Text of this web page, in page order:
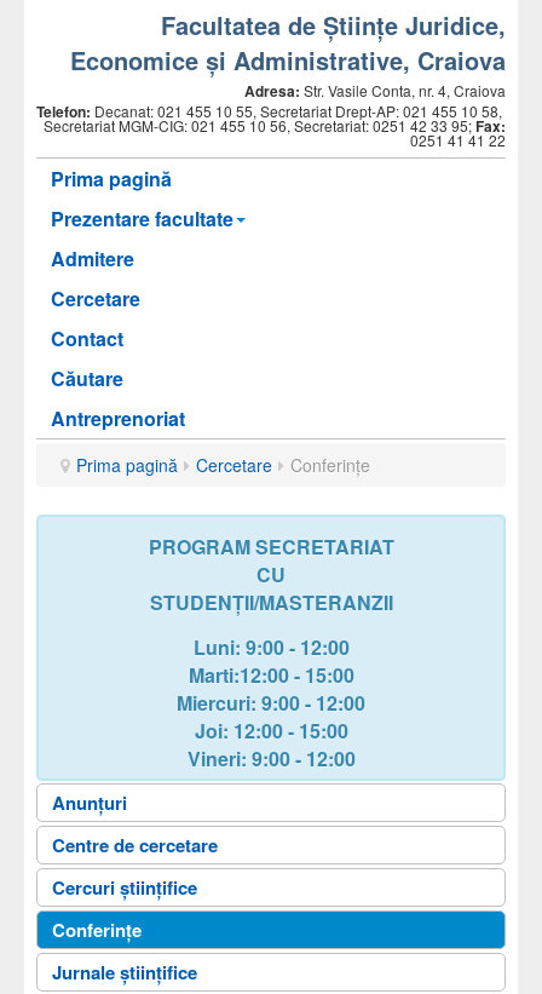
Facultatea de Științe Juridice,
Economice și Administrative, Craiova
Adresa: Str. Vasile Conta, nr. 4, Craiova
Telefon: Decanat: 021 455 10 55, Secretariat Drept-AP: 021 455 10 58,
Secretariat MGM-CIG: 021 455 10 56, Secretariat: 0251 42 33 95;Fax:
0251 41 41 22
Prima pagină
Prezentare facultate
Admitere
Cercetare
Contact
Căutare
Antreprenoriat
Prima pagină Cercetare Conferințe
PROGRAM SECRETARIAT
CU
STUDENȚII/MASTERANZII
Luni: 9:00 - 12:00
Marti:12:00 - 15:00
Miercuri: 9:00 - 12:00
Joi: 12:00 - 15:00
Vineri: 9:00 - 12:00
Anunțuri
Centre de cercetare
Cercuri științifice
Conferințe
Jurnale științifice